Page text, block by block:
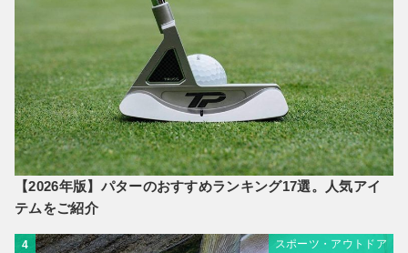
【2026年版】パターのおすすめランキング17選。人気アイ
テムをご紹介
4 スポーツ・アウトドア